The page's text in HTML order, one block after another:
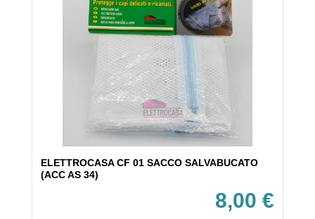
ELETTROCASA CF 01 SACCO SALVABUCATO
(ACC AS 34)
8,00 €